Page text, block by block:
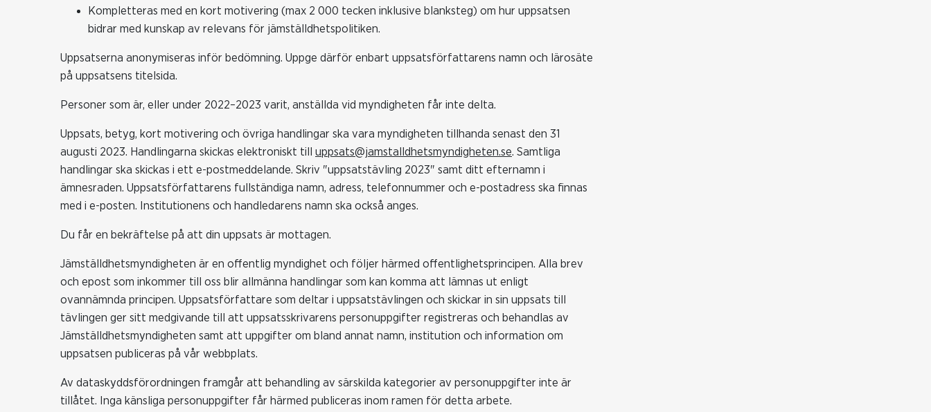
Kompletteras med en kort motivering (max 2 000 tecken inklusive blanksteg) om hur uppsatsen
bidrar med kunskap av relevans för jämställdhetspolitiken.
Uppsatserna anonymiseras inför bedömning. Uppge därför enbart uppsatsförfattarens namn och lärosäte
på uppsatsens titelsida.
Personer som är, eller under 2022–2023 varit, anställda vid myndigheten får inte delta.
Uppsats, betyg, kort motivering och övriga handlingar ska vara myndigheten tillhanda senast den 31
augusti 2023. Handlingarna skickas elektroniskt till uppsats@jamstalldhetsmyndigheten.se. Samtliga
handlingar ska skickas i ett e-postmeddelande. Skriv "uppsatstävling 2023" samt ditt efternamn i
ämnesraden. Uppsatsförfattarens fullständiga namn, adress, telefonnummer och e-postadress ska finnas
med i e-posten. Institutionens och handledarens namn ska också anges.
Du får en bekräftelse på att din uppsats är mottagen.
Jämställdhetsmyndigheten är en offentlig myndighet och följer härmed offentlighetsprincipen. Alla brev
och epost som inkommer till oss blir allmänna handlingar som kan komma att lämnas ut enligt
ovannämnda principen. Uppsatsförfattare som deltar i uppsatstävlingen och skickar in sin uppsats till
tävlingen ger sitt medgivande till att uppsatsskrivarens personuppgifter registreras och behandlas av
Jämställdhetsmyndigheten samt att uppgifter om bland annat namn, institution och information om
uppsatsen publiceras på vår webbplats.
Av dataskyddsförordningen framgår att behandling av särskilda kategorier av personuppgifter inte är
tillåtet. Inga känsliga personuppgifter får härmed publiceras inom ramen för detta arbete.